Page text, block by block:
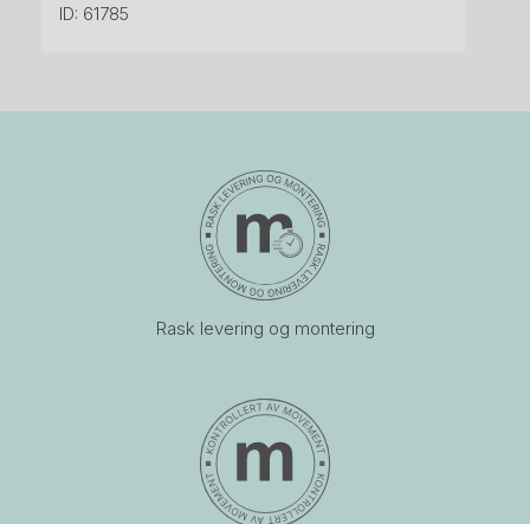
ID: 61785
Rask levering og montering